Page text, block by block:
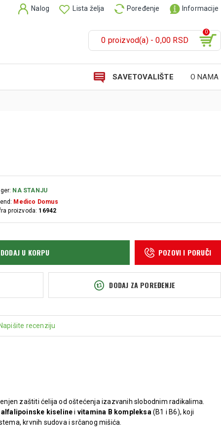
Nalog Lista želja Poređenje Informacije
0 proizvod(a) - 0,00 RSD
0
SAVETOVALIŠTE O NAMA
Napišite recenziju
NA STANJU
Medico Domus
proizvoda: 16942
DODAJ U KORPU POZOVI I PORUČI
DODAJ ZA POREĐENJE
zaštiti ćelija od oštećenja izazvanih slobodnim radikalima.
alfalipoinske kiselinei vitamina B kompleksa (B1 i B6), koji
krvnih sudova i srčanog mišića.